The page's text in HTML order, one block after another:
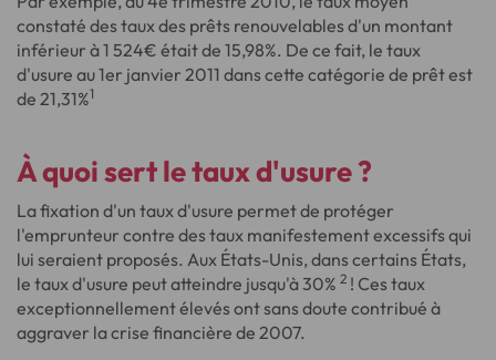
constaté des taux des prêts renouvelables d'un montant
inférieur à 1 524€ était de 15,98%. De ce fait, le taux
d'usure au 1er janvier 2011 dans cette catégorie de prêt est
de 21,31%1
À quoi sert letaux d'usure ?
La fixation d'un taux d'usure permet de protéger
l'emprunteur contre des taux manifestement excessifs qui
lui seraient proposés. Aux États-Unis, dans certains États,
le taux d'usure peut atteindre jusqu'à 30% 2 ! Ces taux
exceptionnellement élevés ont sans doute contribué à
aggraver la crise financière de 2007.